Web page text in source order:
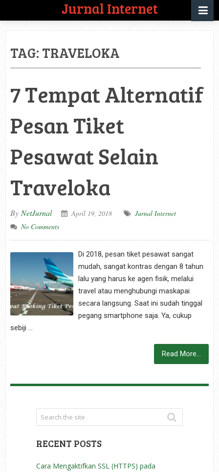
Jurnal Internet
TAG: TRAVELOKA
7 Tempat Alternatif
Pesan Tiket
Pesawat Selain
Traveloka
By NetJurnal April 19, 2018
Jurnal Internet
No Comments
Di 2018, pesan tiket pesawat sangat
mudah, sangat kontras dengan 8 tahun
lalu yang harus ke agen fisik, melalui
travel atau menghubungi maskapai
secara langsung. Saat ini sudah tinggal
pegang smartphone saja. Ya, cukup
sebiji …
Read More...
RECENT POSTS
Cara Mengaktifkan SSL (HTTPS) pada